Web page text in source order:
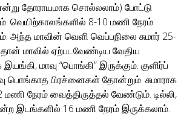
என்று தோராயமாக சொல்லலாம்) போட்டு
வெயிற்காலங்களில் 8-10 மணி நேரம்
அந்த மாவின் வெளி வெப்பநிலை சுமார் 25-
மாவில் ஏற்படவேண்டிய வேதிய
மாவு “பொங்கி” இருக்கும். குளிர்ப்
பொங்காத பிரச்னைகள் தோன்றும். சுமாராக
நேரம் வைத்திருத்தல் வேண்டும். டில்லி,
இடங்களில் 16 மணி நேரம் இருக்கலாம்.